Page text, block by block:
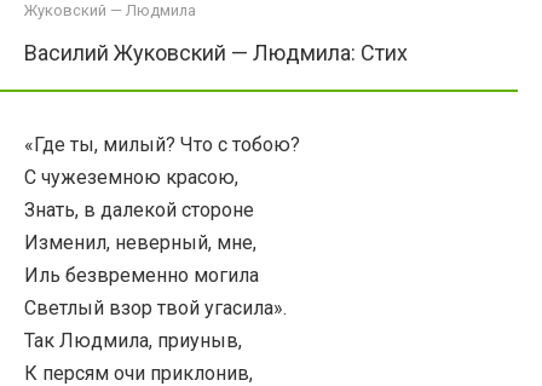
Жуковский — Людмила
Василий Жуковский — Людмила: Стих
«Где ты, милый? Что с тобою?
С чужеземною красою,
Знать, в далекой стороне
Изменил, неверный, мне,
Иль безвременно могила
Светлый взор твой угасила».
Так Людмила, приуныв,
К персям очи приклонив,